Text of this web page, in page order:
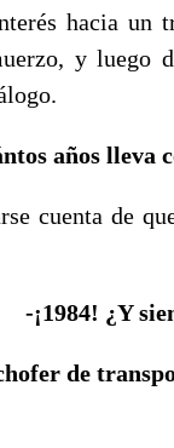
hacia un
y luego
años lleva
cuenta de
-¡1984! ¿Y
de